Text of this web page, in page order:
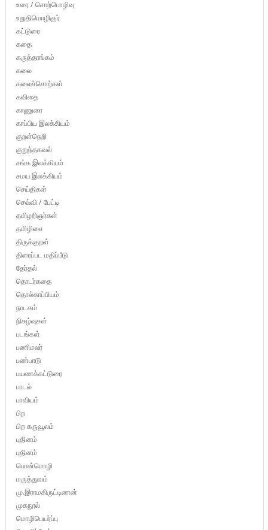
உரை / சொற்பொழிவு
உறுதிமொழிஞர்
கட்டுரை
கதை
கருத்தரங்கம்
கலை
கலைச்சொற்கள்
கவிதை
காணுரை
காப்பிய இலக்கியம்
குறள்நெறி
குறுந்தகவல்
சங்க இலக்கியம்
சமய இலக்கியம்
செய்திகள்
செவ்வி / பேட்டி
தமிழறிஞர்கள்
தமிழிசை
திருக்குறள்
திரைப்பட மதிப்பீடு
தேர்தல்
தொடர்கதை
தொல்காப்பியம்
நாடகம்
நிகழ்வுகள்
படங்கள்
பணிமலர்
பண்பாடு
பயணக்கட்டுரை
பாடல்
பாவியம்
பிற
பிற கருவூலம்
புதினம்
புதினம்
பொன்மொழி
மருத்துவம்
மு.இராமகிருட்டிணன்
முகநூல்
மொழிபெயர்ப்பு